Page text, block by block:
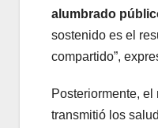
alumbrado
sostenido es el
compartido”,
Posteriormente,
transmitió los